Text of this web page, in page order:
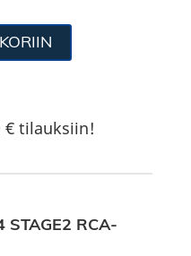
€ tilauksiin!
RCA-